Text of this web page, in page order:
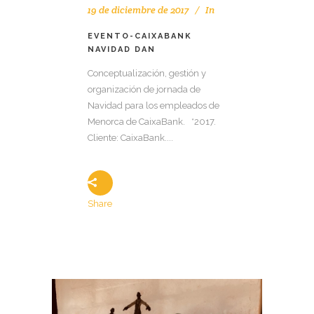
19 de diciembre de 2017 In
EVENTO-CAIXABANK
NAVIDAD DAN
Conceptualización, gestión y
organización de jornada de
Navidad para los empleados de
Menorca de CaixaBank. *2017.
Cliente: CaixaBank....
Share